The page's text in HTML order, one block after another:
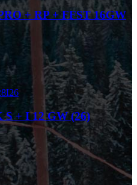
+ RP + FFST 16GW
S + I 12 GW (26)